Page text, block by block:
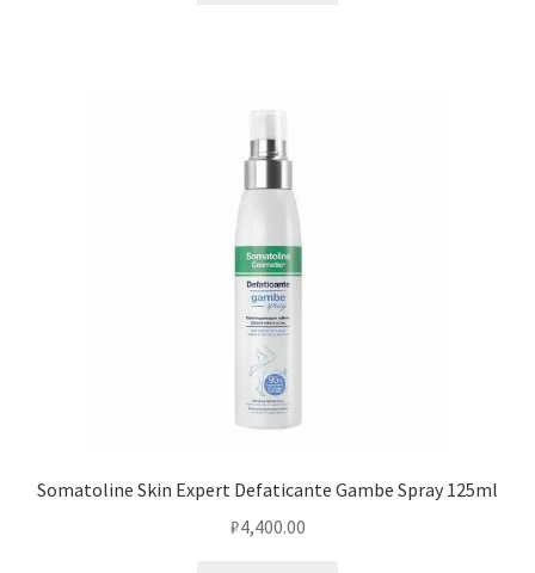
Somatoline Skin Expert Defaticante Gambe Spray 125ml
₽4,400.00